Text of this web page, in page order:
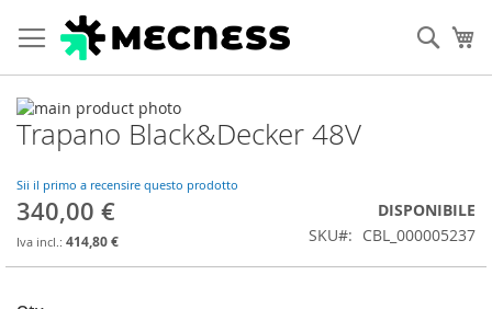
Cerca
Vai
alla
fine
galleria
di
immagini
Vai
all'inizio
galleria
di
immagini
Trapano Black&Decker 48V
Sii il primo a recensire questo prodotto
340,00 €
414,80 €
DISPONIBILE
SKU
CBL_000005237